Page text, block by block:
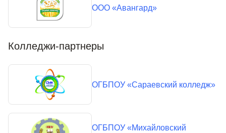
ООО «Авангард»
Колледжи-партнеры
ОГБПОУ «Сараевский колледж»
ОГБПОУ «Михайловский